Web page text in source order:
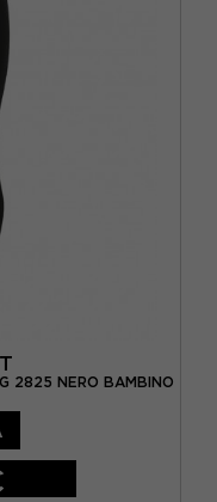
2825 NERO BAMBINO